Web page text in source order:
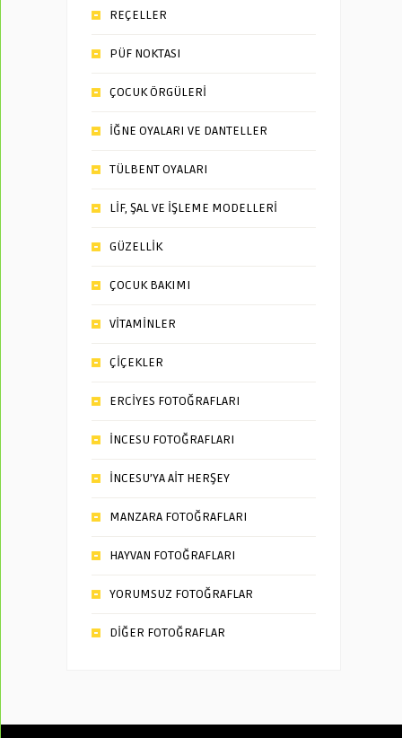
REÇELLER
PÜF NOKTASI
ÇOCUK ÖRGÜLERİ
İĞNE OYALARI VE DANTELLER
TÜLBENT OYALARI
LİF, ŞAL VE İŞLEME MODELLERİ
GÜZELLİK
ÇOCUK BAKIMI
VİTAMİNLER
ÇİÇEKLER
ERCİYES FOTOĞRAFLARI
İNCESU FOTOĞRAFLARI
İNCESU’YA AİT HERŞEY
MANZARA FOTOĞRAFLARI
HAYVAN FOTOĞRAFLARI
YORUMSUZ FOTOĞRAFLAR
DİĞER FOTOĞRAFLAR